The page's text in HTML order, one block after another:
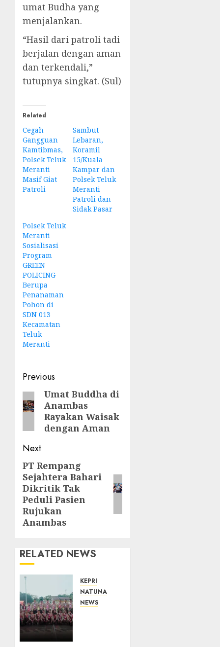
umat Budha yang
menjalankan.
“Hasil dari patroli tadi
berjalan dengan aman
dan terkendali,”
tutupnya singkat. (Sul)
Related
Cegah
Gangguan
Kamtibmas,
Polsek Teluk
Meranti
Masif Giat
Patroli
Sambut
Lebaran,
Koramil
15/Kuala
Kampar dan
Polsek Teluk
Meranti
Patroli dan
Sidak Pasar
Polsek Teluk
Meranti
Sosialisasi
Program
GREEN
POLICING
Berupa
Penanaman
Pohon di
SDN 013
Kecamatan
Teluk
Meranti
Post
navigation
Previous
Previous
post:
Umat Buddha di
Anambas
Rayakan Waisak
dengan Aman
Next
Next
post:
PT Rempang
Sejahtera Bahari
Dikritik Tak
Peduli Pasien
Rujukan
Anambas
RELATED NEWS
KEPRI
NATUNA
NEWS